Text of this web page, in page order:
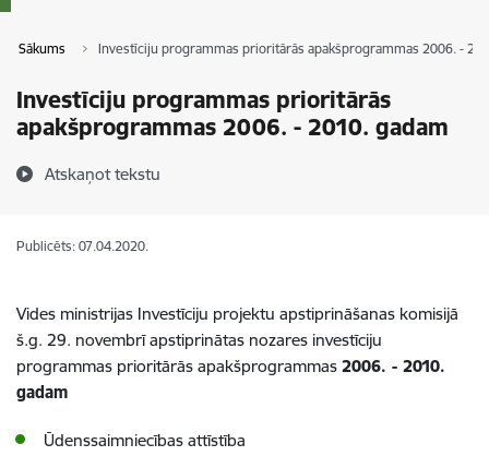
Sākums Investīciju programmas prioritārās apakšprogrammas 2006. -
Investīciju programmas prioritārās
apakšprogrammas 2006. - 2010. gadam
Atskaņot tekstu
Publicēts: 07.04.2020.
Vides ministrijas Investīciju projektu apstiprināšanas komisijā
š.g. 29. novembrī apstiprinātas nozares investīciju
programmas prioritārās apakšprogrammas 2006. - 2010.
gadam
Ūdenssaimniecības attīstība